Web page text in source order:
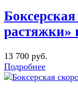
растяжки»
13 700 руб.
Подробнее